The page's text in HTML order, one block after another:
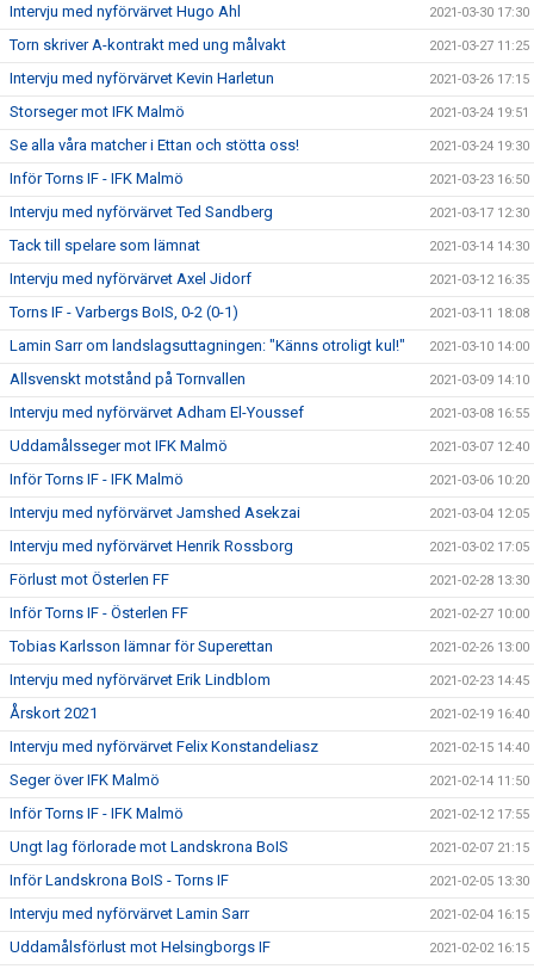
Intervju med nyförvärvet Hugo Ahl 2021-03-30 17:30
Torn skriver A-kontrakt med ung målvakt 2021-03-27 11:25
Intervju med nyförvärvet Kevin Harletun 2021-03-26 17:15
Storseger mot IFK Malmö 2021-03-24 19:51
Se alla våra matcher i Ettan och stötta oss! 2021-03-24 19:30
Inför Torns IF - IFK Malmö 2021-03-23 16:50
Intervju med nyförvärvet Ted Sandberg 2021-03-17 12:30
Tack till spelare som lämnat 2021-03-14 14:30
Intervju med nyförvärvet Axel Jidorf 2021-03-12 16:35
Torns IF - Varbergs BoIS, 0-2 (0-1) 2021-03-11 18:08
Lamin Sarr om landslagsuttagningen: "Känns otroligt kul!" 2021-03-10 14:00
Allsvenskt motstånd på Tornvallen 2021-03-09 14:10
Intervju med nyförvärvet Adham El-Youssef 2021-03-08 16:55
Uddamålsseger mot IFK Malmö 2021-03-07 12:40
Inför Torns IF - IFK Malmö 2021-03-06 10:20
Intervju med nyförvärvet Jamshed Asekzai 2021-03-04 12:05
Intervju med nyförvärvet Henrik Rossborg 2021-03-02 17:05
Förlust mot Österlen FF 2021-02-28 13:30
Inför Torns IF - Österlen FF 2021-02-27 10:00
Tobias Karlsson lämnar för Superettan 2021-02-26 13:00
Intervju med nyförvärvet Erik Lindblom 2021-02-23 14:45
Årskort 2021 2021-02-19 16:40
Intervju med nyförvärvet Felix Konstandeliasz 2021-02-15 14:40
Seger över IFK Malmö 2021-02-14 11:50
Inför Torns IF - IFK Malmö 2021-02-12 17:55
Ungt lag förlorade mot Landskrona BoIS 2021-02-07 21:15
Inför Landskrona BoIS - Torns IF 2021-02-05 13:30
Intervju med nyförvärvet Lamin Sarr 2021-02-04 16:15
Uddamålsförlust mot Helsingborgs IF 2021-02-02 16:15